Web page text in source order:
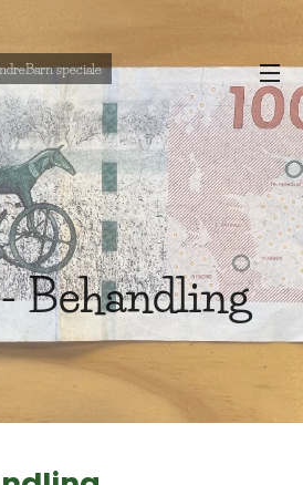
speciale
Behandling